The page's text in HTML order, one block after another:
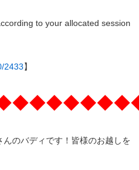
to your allocated session
2433】
のバディです！皆様のお越しを